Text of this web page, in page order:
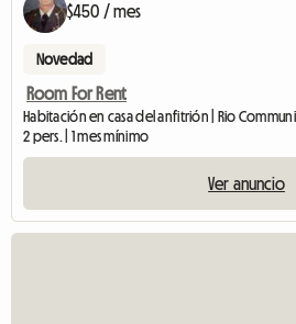
$450 / mes
Novedad
Room For Rent
Habitación en casa del anfitrión | Rio
2 pers. | 1 mes mínimo
Ver anuncio